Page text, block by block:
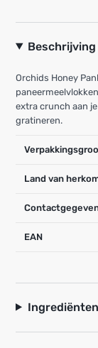
Beschrijving
Orchids Honey
extra crunch aan
gratineren.
Land van
EAN